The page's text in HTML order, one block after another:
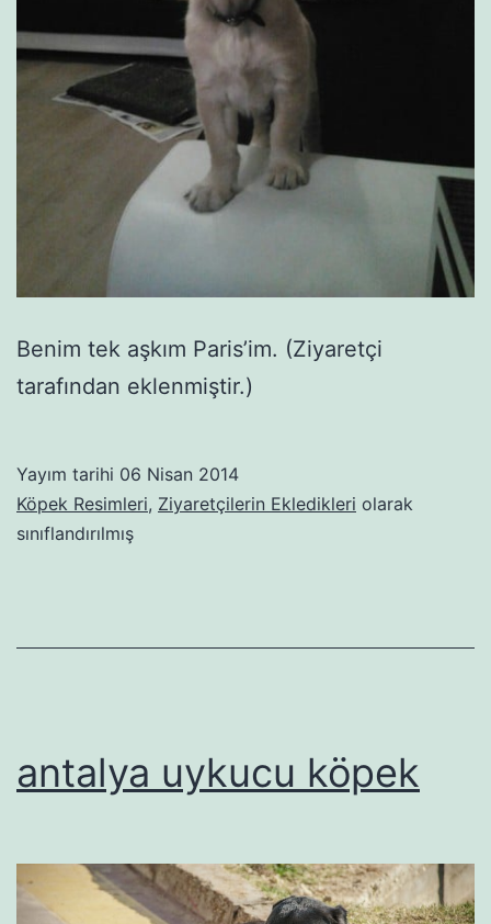
Benim tek aşkım Paris’im. (Ziyaretçi
tarafından eklenmiştir.)
Yayım tarihi 06 Nisan 2014
Köpek Resimleri, Ziyaretçilerin Ekledikleri olarak
sınıflandırılmış
antalya uykucu köpek